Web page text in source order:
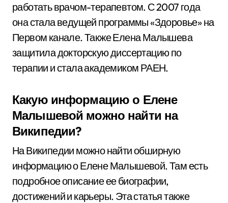
работать врачом-терапевтом. С 2007 года
она стала ведущей программы «Здоровье» на
Первом канале. Также Елена Малышева
защитила докторскую диссертацию по
терапии и стала академиком РАЕН.
Какую информацию о Елене
Малышевой можно найти на
Википедии?
На Википедии можно найти обширную
информацию о Елене Малышевой. Там есть
подробное описание ее биографии,
достижений и карьеры. Эта статья также